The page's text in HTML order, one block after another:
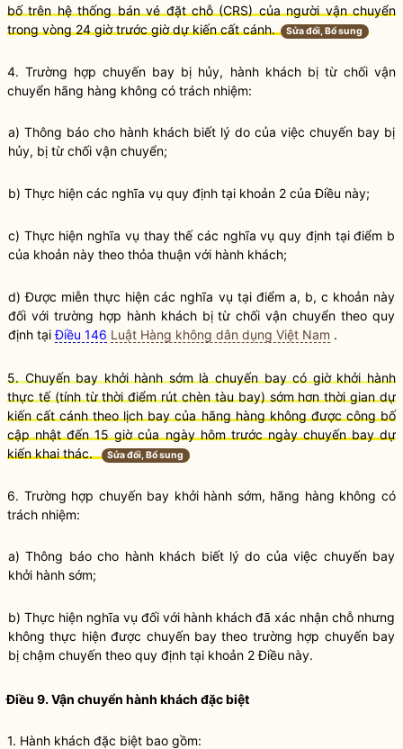
bố trên hệ thống bán vé đặt chỗ (CRS) của người vận chuyển
trong vòng 24 giờ trước giờ dự kiến cất cánh.
Sửa đổi, Bổ sung
4. Trường hợp chuyến bay bị hủy, hành khách bị từ chối vận
chuyển hãng hàng không có trách nhiệm:
a) Thông báo cho hành khách biết lý do của việc chuyến bay bị
hủy, bị từ chối vận chuyển;
b) Thực hiện các nghĩa vụ quy định tại khoản 2 của Điều này;
c) Thực hiện nghĩa vụ thay thế các nghĩa vụ quy định tại điểm b
của khoản này theo thỏa thuận với hành khách;
d) Được miễn thực hiện các nghĩa vụ tại điểm a, b, c khoản này
đối với trường hợp hành khách bị từ chối vận chuyển theo quy
định tạiĐiều 146 Luật Hàng không dân dụng Việt Nam .
5. Chuyến bay khởi hành sớm là chuyến bay có giờ khởi hành
thực tế (tính từ thời điểm rút chèntàu bay) sớm hơn thời gian dự
kiến cất cánh theo lịch bay của hãng hàng không được công bố
cập nhật đến 15 giờ của ngày hôm trước ngày chuyến bay dự
kiến khai thác.
Sửa đổi, Bổ sung
6. Trường hợp chuyến bay khởi hành sớm, hãng hàng không có
trách nhiệm:
a) Thông báo cho hành khách biết lý do của việc chuyến bay
khởi hành sớm;
b) Thực hiện nghĩa vụ đối với hành khách đã xác nhận chỗ nhưng
không thực hiện được chuyến bay theo trường hợp chuyến bay
bị chậm chuyến theo quy định tại khoản 2 Điều này.
Điều 9. Vận chuyển hành khách đặc biệt
1. Hành khách đặc biệt bao gồm: